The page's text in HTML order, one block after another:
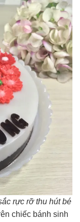
rực rỡ thu hút bé
chiếc bánh sinh